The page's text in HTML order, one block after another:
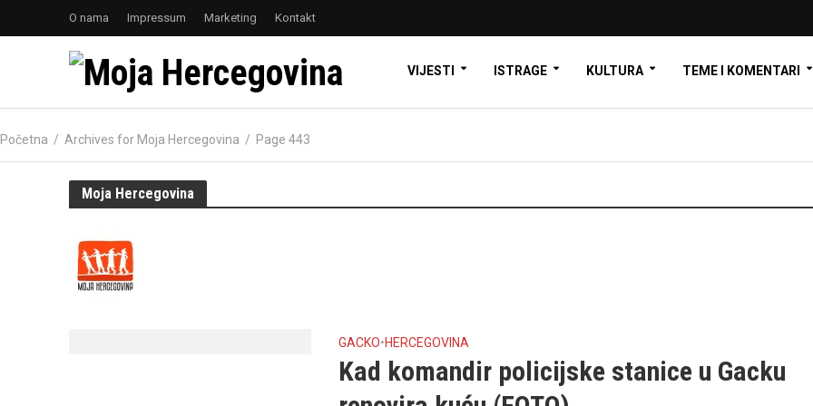
O nama Impressum Marketing Kontakt
VIJESTI ISTRAGE KULTURA TEME I KOMENTARI
Početna / Archives for Moja Hercegovina / Page 443
Moja Hercegovina
GACKO• HERCEGOVINA
Kad komandir policijske stanice u Gacku